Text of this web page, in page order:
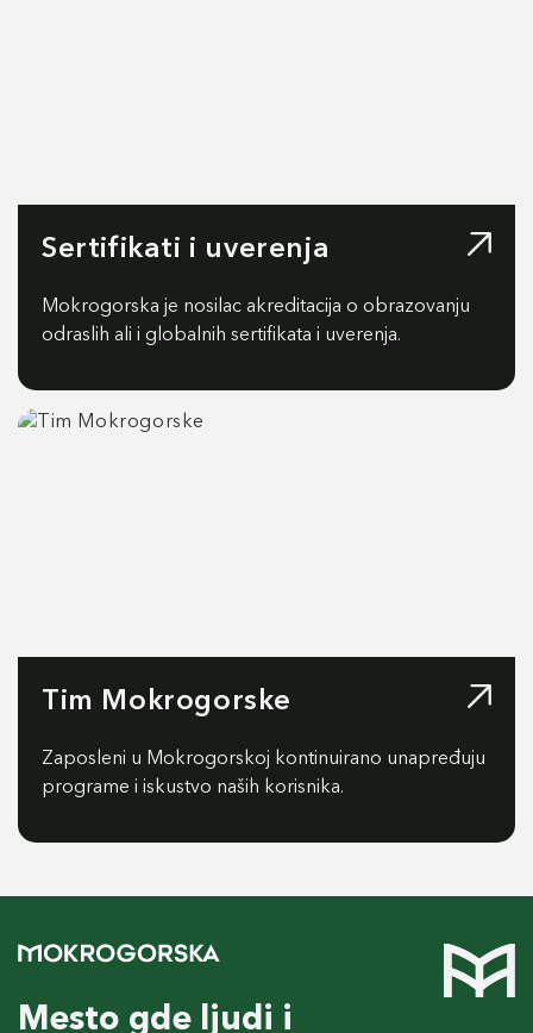
Sertifikati i uverenja
Mokrogorska je nosilac akreditacija o obrazovanju
odraslih ali i globalnih sertifikata i uverenja.
Tim Mokrogorske
Zaposleni u Mokrogorskoj kontinuirano unapređuju
programe i iskustvo naših korisnika.
Mesto gde ljudi i